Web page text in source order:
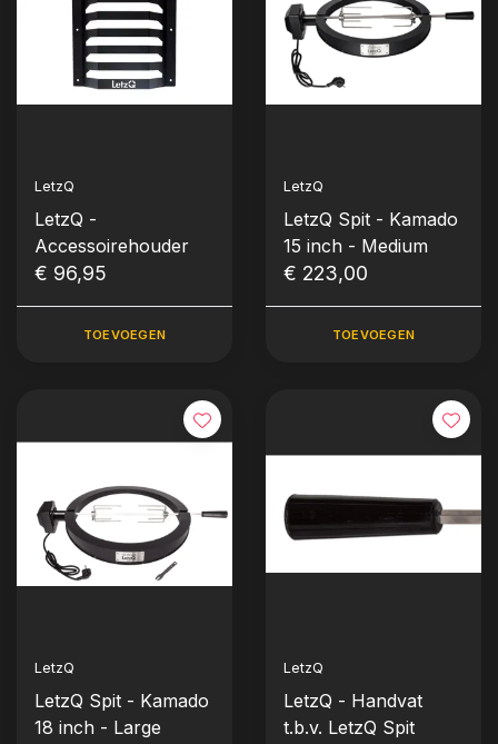
LetzQ
LetzQ -
Accessoirehouder
€ 96,95
TOEVOEGEN
LetzQ
LetzQ Spit - Kamado
15 inch - Medium
€ 223,00
TOEVOEGEN
LetzQ
LetzQ Spit - Kamado
18 inch - Large
LetzQ
LetzQ - Handvat
t.b.v. LetzQ Spit